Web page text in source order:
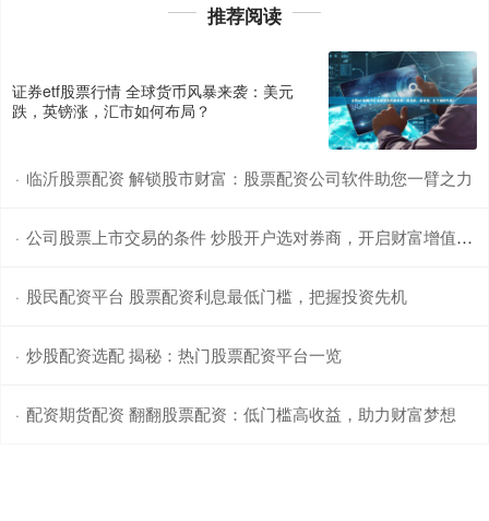
推荐阅读
证券etf股票行情 全球货币风暴来袭：美元
跌，英镑涨，汇市如何布局？
· 临沂股票配资 解锁股市财富：股票配资公司软件助您一臂之力
· 公司股票上市交易的条件 炒股开户选对券商，开启财富增值之路
· 股民配资平台 股票配资利息最低门槛，把握投资先机
· 炒股配资选配 揭秘：热门股票配资平台一览
· 配资期货配资 翻翻股票配资：低门槛高收益，助力财富梦想